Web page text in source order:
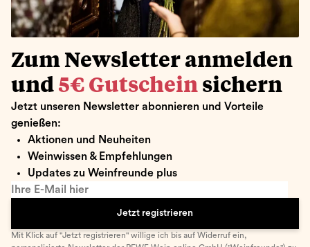
Zum Newsletter anmelden
und 5€ Gutschein sichern
Jetzt unseren Newsletter abonnieren und Vorteile
genießen:
Aktionen und Neuheiten
Weinwissen & Empfehlungen
Updates zu Weinfreunde plus
Ihre E-Mail hier
Jetzt registrieren
Mit Klick auf "Jetzt registrieren" willige ich bis auf Widerruf ein,